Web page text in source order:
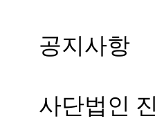
공지사항
사단법인